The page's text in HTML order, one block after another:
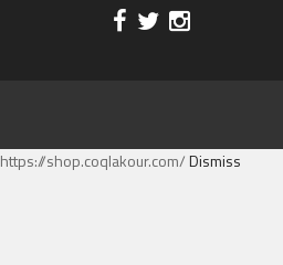
https://shop.coqlakour.com/Dismiss